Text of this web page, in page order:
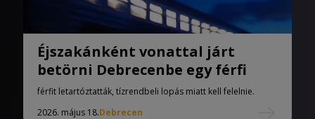
Éjszakánként vonattal járt
betörni Debrecenbe egy férfi
férfit letartóztatták, tízrendbeli lopás miatt kell felelnie.
2026. május 18.Debrecen